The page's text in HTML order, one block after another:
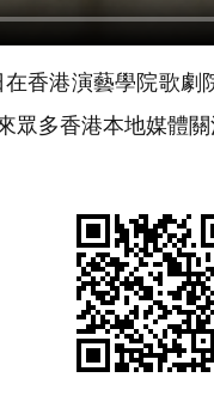
香港演藝學院歌劇
多香港本地媒體關